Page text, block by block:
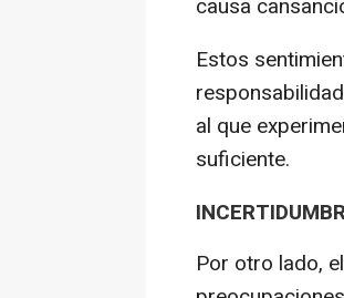
causa
Estos
al que
suficiente.
Por otro lado,